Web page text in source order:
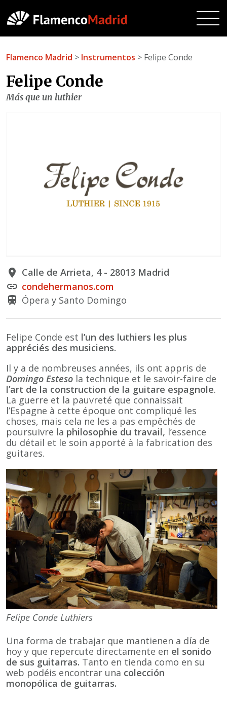
Flamenco Madrid > Instrumentos > Felipe Conde
Felipe Conde
Más que un luthier
Felipe Conde est l’un des luthiers les plus
appréciés des musiciens.
Il y a de nombreuses années, ils ont appris de
Domingo Esteso la technique et le savoir-faire de
l’art de la construction de la guitare espagnole.
La guerre et la pauvreté que connaissait
l’Espagne à cette époque ont compliqué les
choses, mais cela ne les a pas empêchés de
poursuivre la philosophie du travail, l’essence
du détail et le soin apporté à la fabrication des
guitares.
Felipe Conde Luthiers
Una forma de trabajar que mantienen a día de
hoy y que repercute directamente en el sonido
de sus guitarras. Tanto en tienda como en su
web podéis encontrar una colección
monopólica de guitarras.
place Calle de Arrieta, 4 - 28013 Madrid
link condehermanos.com
train Ópera y Santo Domingo